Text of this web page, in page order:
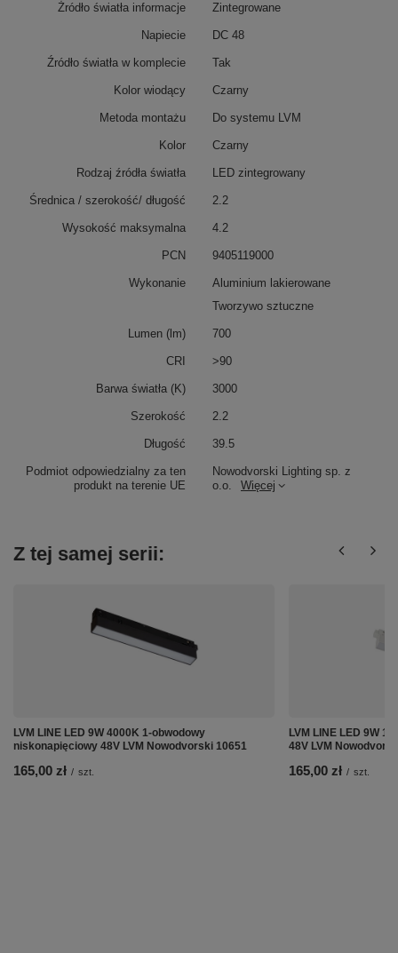
Podmiot odpowiedzialny za ten
produkt na terenie UE
Nowodvorski Lighting sp. z
o.o.
Więcej
Żródło światła informacje Zintegrowane
Napiecie DC 48
Źródło światła w komplecie Tak
Kolor wiodący Czarny
Metoda montażu Do systemu LVM
Kolor Czarny
Rodzaj źródła światła LED zintegrowany
Średnica / szerokość/ długość 2.2
Wysokość maksymalna 4.2
PCN 9405119000
Wykonanie
Aluminium lakierowane
Tworzywo sztuczne
Lumen (lm) 700
CRI >90
Barwa światła (K) 3000
Szerokość 2.2
Długość 39.5
Z tej samej serii:
LVM LINE LED 9W 4000K 1-obwodowy
niskonapięciowy 48V LVM Nowodvorski 10651
165,00 zł / szt.
LVM LINE LED 9W
48V LVM
165,00 zł / szt.